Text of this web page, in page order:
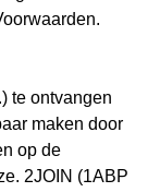
te ontvangen
maken door
op de
2JOIN (1ABP